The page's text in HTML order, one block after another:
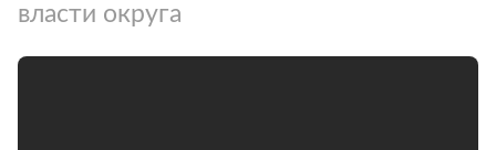
власти округа